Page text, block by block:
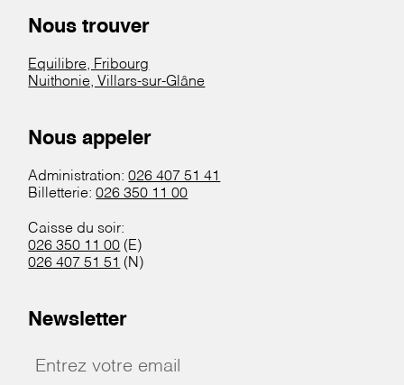
Nous trouver
Equilibre, Fribourg
Nuithonie, Villars-sur-Glâne
Nous appeler
Administration:026 407 51 41
Billetterie:026 350 11 00
Caisse du soir:
026 350 11 00 (E)
026 407 51 51 (N)
Newsletter